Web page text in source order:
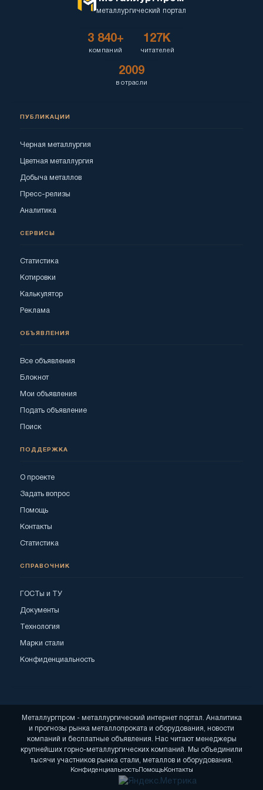
металлургический портал
3 840+
компаний
127K
читателей
2009
в отрасли
ПУБЛИКАЦИИ
Черная металлургия
Цветная металлургия
Добыча металлов
Пресс-релизы
Аналитика
СЕРВИСЫ
Статистика
Котировки
Калькулятор
Реклама
ОБЪЯВЛЕНИЯ
Все объявления
Блокнот
Мои объявления
Подать объявление
Поиск
ПОДДЕРЖКА
О проекте
Задать вопрос
Помощь
Контакты
Статистика
СПРАВОЧНИК
ГОСТы и ТУ
Документы
Технология
Марки стали
Конфиденциальность
Металлургпром - металлургический интернет портал. Аналитика
и прогнозы рынка металлопроката и оборудования, новости
компаний и бесплатные объявления. Нас читают менеджеры
крупнейших горно-металлургических компаний. Мы объединили
тысячи участников рынка стали, металлов и оборудования.
КонфиденциальностьПомощьКонтакты